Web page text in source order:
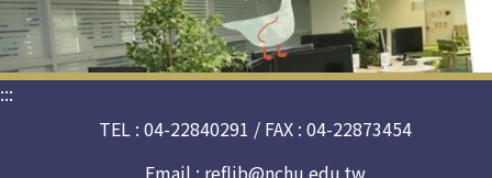
:::
TEL : 04-22840291 / FAX : 04-22873454